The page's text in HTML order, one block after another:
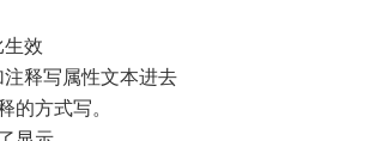
生效
释写属性文本进去
的方式写。